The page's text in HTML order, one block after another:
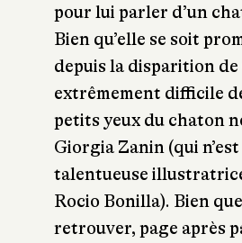
pour lui parler d’un
Bien qu’elle se soit
depuis la disparition
extrêmement difficile
petits yeux du chaton
Giorgia Zanin (qui
talentueuse
Rocio Bonilla). Bien
retrouver, page après